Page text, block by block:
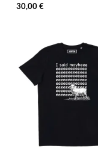
30,00 €